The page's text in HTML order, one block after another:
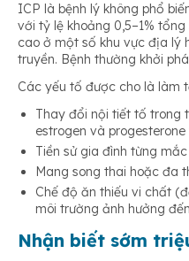
ICP là bệnh lý không phổ
với tỷ lệ khoảng 0,5–1%
cao ở một số khu vực địa lý
truyền. Bệnh thường khởi
Các yếu tố được cho là làm
Thay đổi nội tiết tố trong
estrogen và
Tiền sử gia đình từng mắc
Mang song thai hoặc đa
Chế độ ăn thiếu vi chất
môi trường ảnh hưởng
Nhận biết sớm